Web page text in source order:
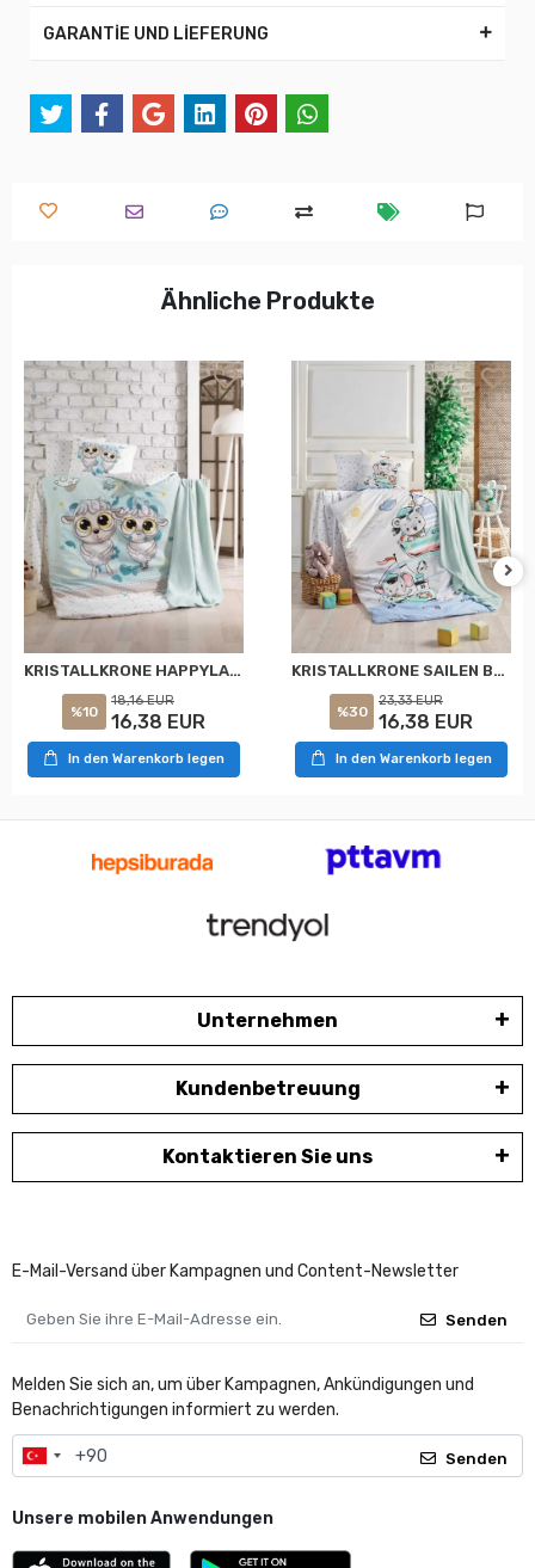
GARANTİE UND LİEFERUNG
Ähnliche Produkte
KRISTALLKRONE HAPPYLAMBS BLAUER BAMBUSGEWEBE BABY-SET
%10
18,16 EUR
16,38 EUR
In den Warenkorb legen
KRISTALLKRONE SAILEN BLAUER BAMBUS STRICKBABYSET
%30
23,33 EUR
16,38 EUR
In den Warenkorb legen
Unternehmen
Kundenbetreuung
Kontaktieren Sie uns
E-Mail-Versand über Kampagnen und Content-Newsletter
Senden
Melden Sie sich an, um über Kampagnen, Ankündigungen und
Benachrichtigungen informiert zu werden.
Senden
Unsere mobilen Anwendungen